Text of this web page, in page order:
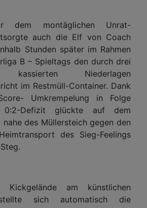
dem montäglichen Unrat-
auch die Elf von Coach
Stunden später im Rahmen
B – Spieltags den durch drei
kassierten Niederlagen
im Restmüll-Container. Dank
Umkrempelung in Folge
0:2-Defizit glückte auf dem
nahe des Müllersteich gegen den
des Sieg-Feelings
am künstlichen
sich automatisch die